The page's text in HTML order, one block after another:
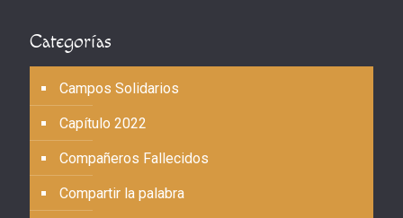
Categorías
Campos Solidarios
Capítulo 2022
Compañeros Fallecidos
Compartir la palabra